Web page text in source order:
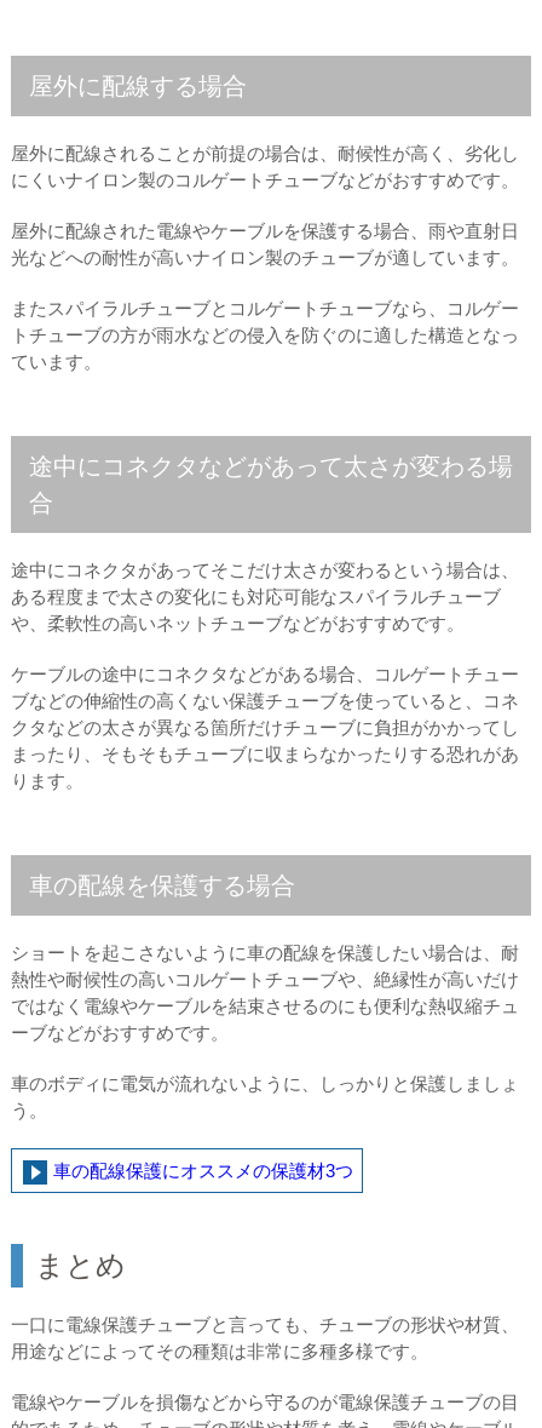
屋外に配線する場合
屋外に配線されることが前提の場合は、耐候性が高く、劣化し
にくいナイロン製のコルゲートチューブなどがおすすめです。
屋外に配線された電線やケーブルを保護する場合、雨や直射日
光などへの耐性が高いナイロン製のチューブが適しています。
またスパイラルチューブとコルゲートチューブなら、コルゲー
トチューブの方が雨水などの侵入を防ぐのに適した構造となっ
ています。
途中にコネクタなどがあって太さが変わる場
合
途中にコネクタがあってそこだけ太さが変わるという場合は、
ある程度まで太さの変化にも対応可能なスパイラルチューブ
や、柔軟性の高いネットチューブなどがおすすめです。
ケーブルの途中にコネクタなどがある場合、コルゲートチュー
ブなどの伸縮性の高くない保護チューブを使っていると、コネ
クタなどの太さが異なる箇所だけチューブに負担がかかってし
まったり、そもそもチューブに収まらなかったりする恐れがあ
ります。
車の配線を保護する場合
ショートを起こさないように車の配線を保護したい場合は、耐
熱性や耐候性の高いコルゲートチューブや、絶縁性が高いだけ
ではなく電線やケーブルを結束させるのにも便利な熱収縮チュ
ーブなどがおすすめです。
車のボディに電気が流れないように、しっかりと保護しましょ
う。
車の配線保護にオススメの保護材3つ
まとめ
一口に電線保護チューブと言っても、チューブの形状や材質、
用途などによってその種類は非常に多種多様です。
電線やケーブルを損傷などから守るのが電線保護チューブの目